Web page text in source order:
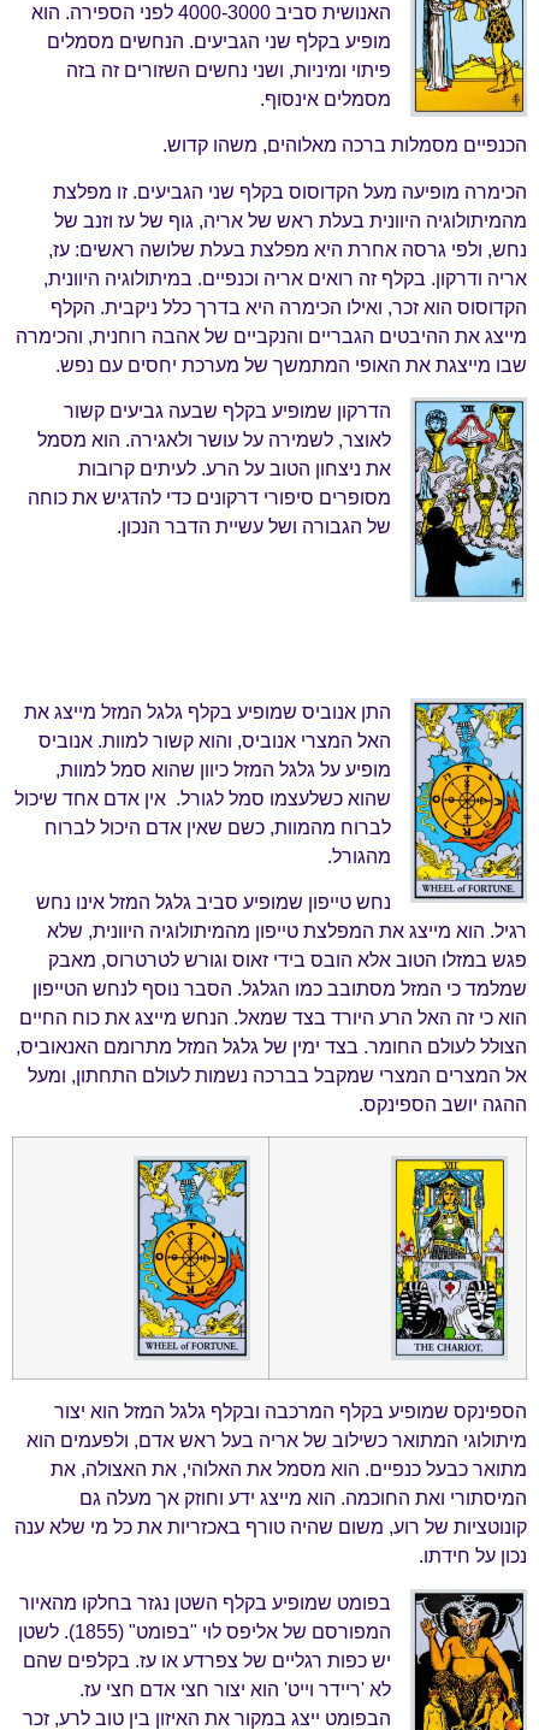
האנושית סביב 4000-3000 לפני הספירה. הוא
מופיע בקלף שני הגביעים. הנחשים מסמלים
פיתוי ומיניות, ושני נחשים השזורים זה בזה
מסמלים אינסוף.
הכנפיים מסמלות ברכה מאלוהים, משהו קדוש.
הכימרה מופיעה מעל הקדוסוס בקלף שני הגביעים. זו מפלצת
מהמיתולוגיה היוונית בעלת ראש של אריה, גוף של עז וזנב של
נחש, ולפי גרסה אחרת היא מפלצת בעלת שלושה ראשים: עז,
אריה ודרקון. בקלף זה רואים אריה וכנפיים. במיתולוגיה היוונית,
הקדוסוס הוא זכר, ואילו הכימרה היא בדרך כלל ניקבית. הקלף
מייצג את ההיבטים הגבריים והנקביים של אהבה רוחנית, והכימרה
שבו מייצגת את האופי המתמשך של מערכת יחסים עם נפש.
הדרקון שמופיע בקלף שבעה גביעים קשור
לאוצר, לשמירה על עושר ולאגירה. הוא מסמל
את ניצחון הטוב על הרע. לעיתים קרובות
מסופרים סיפורי דרקונים כדי להדגיש את כוחה
של הגבורה ושל עשיית הדבר הנכון.
התן אנוביס שמופיע בקלף גלגל המזל מייצג את
האל המצרי אנוביס, והוא קשור למוות. אנוביס
מופיע על גלגל המזל כיוון שהוא סמל למוות,
שהוא כשלעצמו סמל לגורל. אין אדם אחד שיכול
לברוח מהמוות, כשם שאין אדם היכול לברוח
מהגורל.
נחש טייפון שמופיע סביב גלגל המזל אינו נחש
רגיל. הוא מייצג את המפלצת טייפון מהמיתולוגיה היוונית, שלא
פגש במזלו הטוב אלא הובס בידי זאוס וגורש לטרטרוס, מאבק
שמלמד כי המזל מסתובב כמו הגלגל. הסבר נוסף לנחש הטייפון
הוא כי זה האל הרע היורד בצד שמאל. הנחש מייצג את כוח החיים
הצולל לעולם החומר. בצד ימין של גלגל המזל מתרומם האנאוביס,
אל המצרים המצרי שמקבל בברכה נשמות לעולם התחתון, ומעל
ההגה יושב הספינקס.
הספינקס שמופיע בקלף המרכבה ובקלף גלגל המזל הוא יצור
מיתולוגי המתואר כשילוב של אריה בעל ראש אדם, ולפעמים הוא
מתואר כבעל כנפיים. הוא מסמל את האלוהי, את האצולה, את
המיסתורי ואת החוכמה. הוא מייצג ידע וחוזק אך מעלה גם
קונוטציות של רוע, משום שהיה טורף באכזריות את כל מי שלא ענה
נכון על חידתו.
בפומט שמופיע בקלף השטן נגזר בחלקו מהאיור
המפורסם של אליפס לוי "בפומט" (1855). לשטן
יש כפות רגליים של צפרדע או עז. בקלפים שהם
לא 'ריידר וייט' הוא יצור חצי אדם חצי עז.
הבפומט ייצג במקור את האיזון בין טוב לרע, זכר